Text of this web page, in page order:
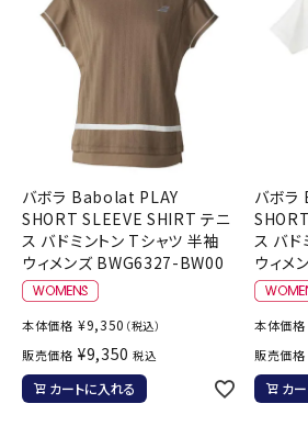
バボラ Babolat PLAY
SHORT SLEEVE SHIRT テニ
ス バドミントン Tシャツ 半袖
ウィメンズ BWG6327-BW00
本体価格 ¥9,350 （税込）
販売価格 ¥9,350 税込
カートに入れる
バボ
ス バド
ウィメ
本体価格
販売価格
カ